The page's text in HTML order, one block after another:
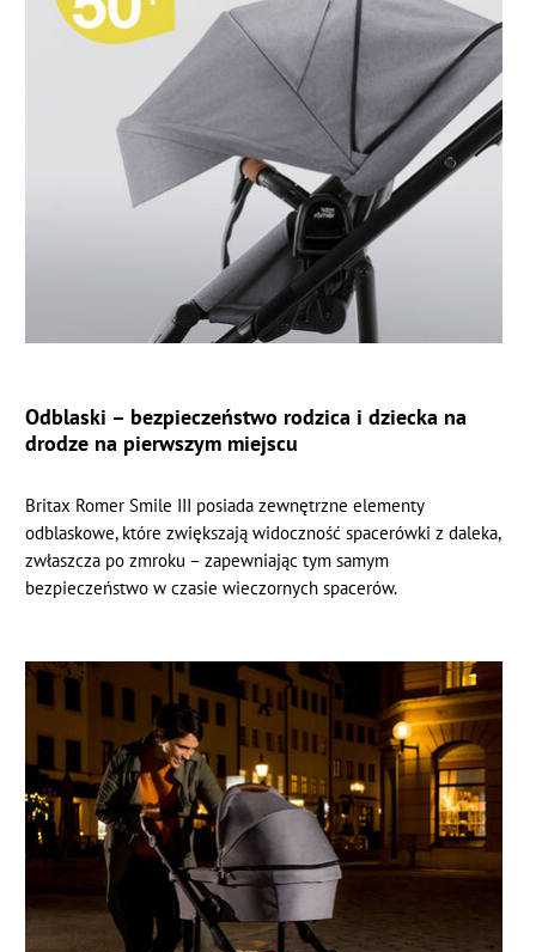
Odblaski – bezpieczeństwo rodzica i dziecka na
drodze na pierwszym miejscu
Britax Romer Smile III posiada zewnętrzne elementy
odblaskowe, które zwiększają widoczność spacerówki z daleka,
zwłaszcza po zmroku – zapewniając tym samym
bezpieczeństwo w czasie wieczornych spacerów.